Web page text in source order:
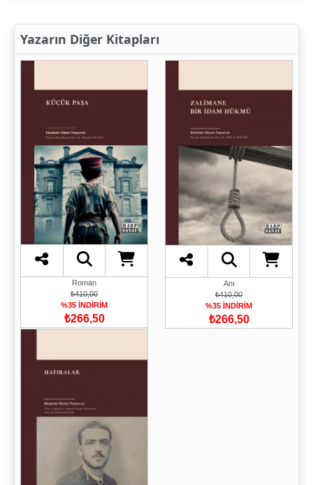
Yazarın Diğer Kitapları
Roman
₺410,00
%35 İNDİRİM
₺266,50
Anı
₺410,00
%35 İNDİRİM
₺266,50